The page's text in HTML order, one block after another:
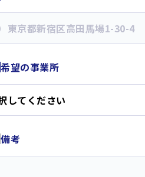
希望の事業所
備考